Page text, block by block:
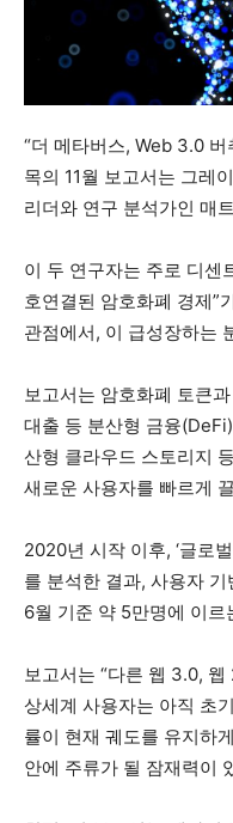
“더 메타버스, Web 3.0
목의 11월 보고서는 그레
리더와 연구 분석가인 매
이 두 연구자는 주로 디센
호연결된 암호화폐 경제”
관점에서, 이 급성장하는
보고서는 암호화폐 토큰
대출 등 분산형 금융
산형 클라우드 스토리지
새로운 사용자를 빠르게
2020년 시작 이후, ‘글로
를 분석한 결과, 사용자
6월 기준 약 5만명에 이르
보고서는 “다른 웹 3.0,
상세계 사용자는 아직 초
률이 현재 궤도를 유지하
안에 주류가 될 잠재력이